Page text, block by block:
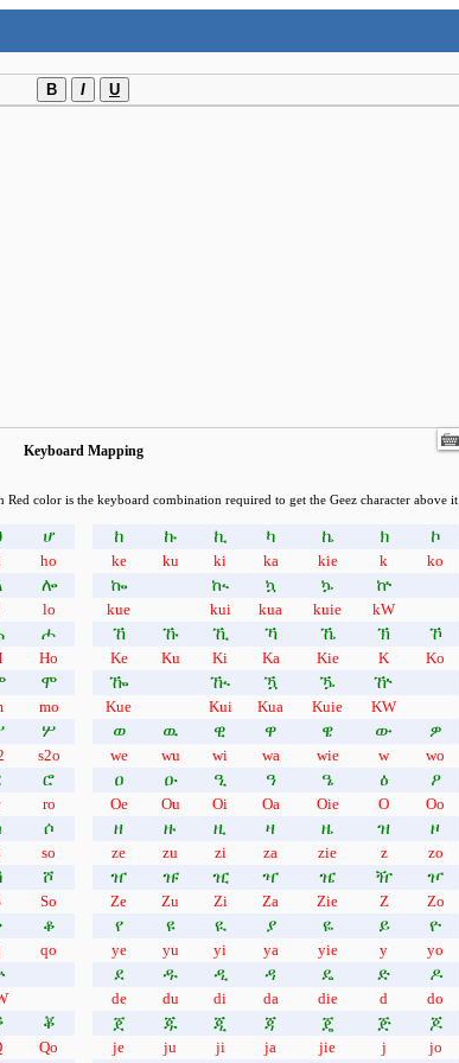
B I U
Keyboard Mapping
color is the keyboard combination required to get the Geez character above it.
ሆ
ho
ሎ
lo
ሖ
Ho
ሞ
mo
ሦ
s2o
ሮ
ro
ሶ
so
ሾ
So
ቆ
qo
ቖ
Qo
ከ ኩ ኪ ካ ኬ ክ ኮ
ke ku ki ka kie k ko
ኰ ኲ ኳ ኴ ኵ
kue kui kua kuie kW
ኸ ኹ ኺ ኻ ኼ ኽ ኾ
Ke Ku Ki Ka Kie K Ko
ዀ ዂ ዃ ዄ ዅ
Kue Kui Kua Kuie KW
ወ ዉ ዊ ዋ ዌ ው ዎ
we wu wi wa wie w wo
ዐ ዑ ዒ ዓ ዔ ዕ ዖ
Oe Ou Oi Oa Oie O Oo
ዘ ዙ ዚ ዛ ዜ ዝ ዞ
ze zu zi za zie z zo
ዠ ዡ ዢ ዣ ዤ ዥ ዦ
Ze Zu Zi Za Zie Z Zo
የ ዩ ዪ ያ ዬ ይ ዮ
ye yu yi ya yie y yo
ደ ዱ ዲ ዳ ዴ ድ ዶ
de du di da die d do
ጀ ጁ ጂ ጃ ጄ ጅ ጆ
je ju ji ja jie j jo